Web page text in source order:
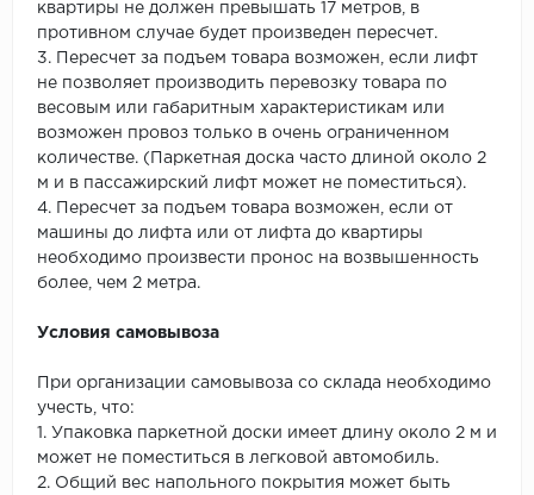
квартиры не должен превышать 17 метров, в
противном случае будет произведен пересчет.
3. Пересчет за подъем товара возможен, если лифт
не позволяет производить перевозку товара по
весовым или габаритным характеристикам или
возможен провоз только в очень ограниченном
количестве. (Паркетная доска часто длиной около 2
м и в пассажирский лифт может не поместиться).
4. Пересчет за подъем товара возможен, если от
машины до лифта или от лифта до квартиры
необходимо произвести пронос на возвышенность
более, чем 2 метра.
Условия самовывоза
При организации самовывоза со склада необходимо
учесть, что:
1. Упаковка паркетной доски имеет длину около 2 м и
может не поместиться в легковой автомобиль.
2. Общий вес напольного покрытия может быть